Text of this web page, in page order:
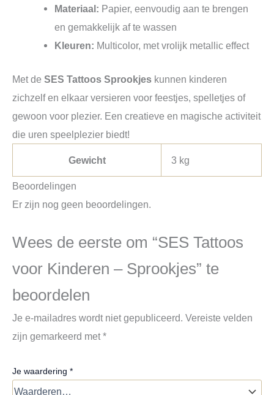
Materiaal: Papier, eenvoudig aan te brengen
en gemakkelijk af te wassen
Kleuren: Multicolor, met vrolijk metallic effect
Met de SES Tattoos Sprookjes kunnen kinderen
zichzelf en elkaar versieren voor feestjes, spelletjes of
gewoon voor plezier. Een creatieve en magische activiteit
die uren speelplezier biedt!
Gewicht 3 kg
Beoordelingen
Er zijn nog geen beoordelingen.
Wees de eerste om “SES Tattoos
voor Kinderen – Sprookjes” te
beoordelen
Je e-mailadres wordt niet gepubliceerd. Vereiste velden
zijn gemarkeerd met*
Je waardering *